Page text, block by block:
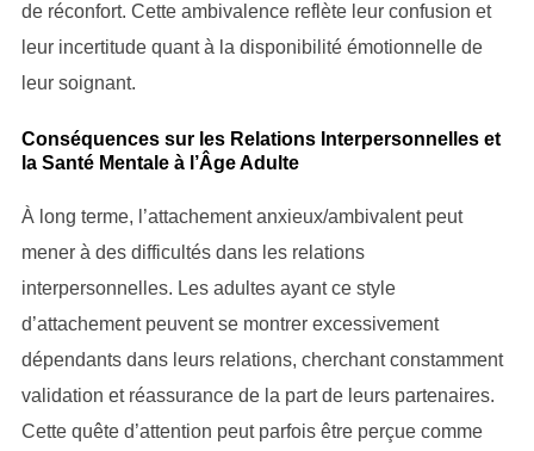
de réconfort. Cette ambivalence reflète leur confusion et
leur incertitude quant à la disponibilité émotionnelle de
leur soignant.
Conséquences sur les Relations Interpersonnelles et
la Santé Mentale à l’Âge Adulte
À long terme, l’attachement anxieux/ambivalent peut
mener à des difficultés dans les relations
interpersonnelles. Les adultes ayant ce style
d’attachement peuvent se montrer excessivement
dépendants dans leurs relations, cherchant constamment
validation et réassurance de la part de leurs partenaires.
Cette quête d’attention peut parfois être perçue comme